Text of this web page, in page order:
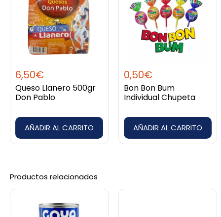
6,50€
Queso Llanero 500gr
Don Pablo
AÑADIR AL CARRITO
0,50€
Bon Bon Bum
Individual Chupeta
AÑADIR AL CARRITO
Productos relacionados